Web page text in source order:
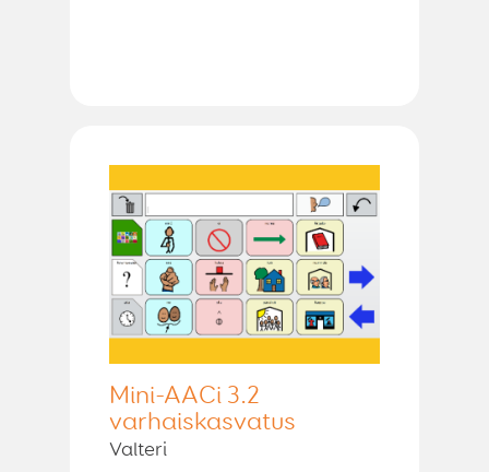
Mini-AACi 3.2
varhaiskasvatus
Valteri